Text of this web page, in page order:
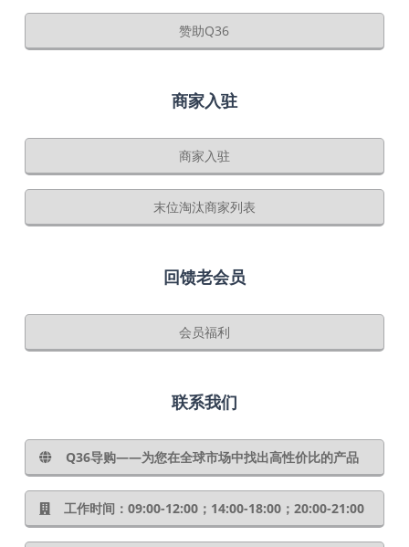
赞助Q36
商家入驻
商家入驻
末位淘汰商家列表
回馈老会员
会员福利
联系我们
Q36导购——为您在全球市场中找出高性价比的产品
工作时间：09:00-12:00；14:00-18:00；20:00-21:00